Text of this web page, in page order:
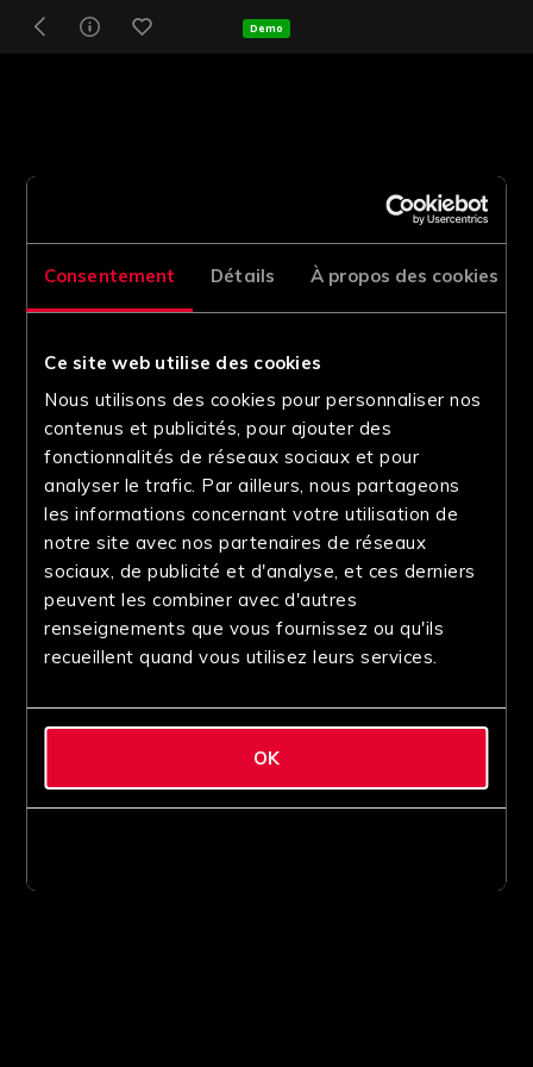
Consentement Détails À propos des cookies
Ce site web utilise des cookies
Nous utilisons des cookies pour personnaliser nos
contenus et publicités, pour ajouter des
fonctionnalités de réseaux sociaux et pour
analyser le trafic. Par ailleurs, nous partageons
les informations concernant votre utilisation de
notre site avec nos partenaires de réseaux
sociaux, de publicité et d'analyse, et ces derniers
peuvent les combiner avec d'autres
renseignements que vous fournissez ou qu'ils
recueillent quand vous utilisez leurs services.
OK
Demo